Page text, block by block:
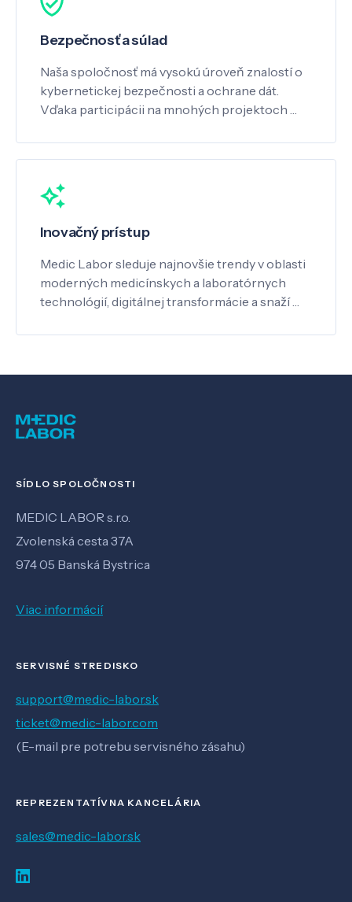
Bezpečnosť a súlad
Naša spoločnosť má vysokú úroveň znalostí o
kybernetickej bezpečnosti a ochrane dát.
Vďaka participácii na mnohých projektoch …
Inovačný prístup
Medic Labor sleduje najnovšie trendy v oblasti
moderných medicínskych a laboratórnych
technológií, digitálnej transformácie a snaží …
SÍDLO SPOLOČNOSTI
MEDIC LABOR s.r.o.
Zvolenská cesta 37A
974 05 Banská Bystrica
Viac informácií
SERVISNÉ STREDISKO
support@medic-labor.sk
ticket@medic-labor.com
(E-mail pre potrebu servisného zásahu)
REPREZENTATÍVNA KANCELÁRIA
sales@medic-labor.sk